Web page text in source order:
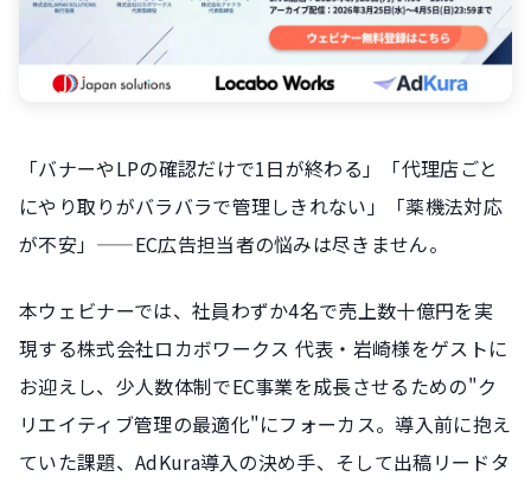
「バナーやLPの確認だけで1日が終わる」「代理店ごと
にやり取りがバラバラで管理しきれない」「薬機法対応
が不安」——EC広告担当者の悩みは尽きません。
本ウェビナーでは、社員わずか4名で売上数十億円を実
現する株式会社ロカボワークス 代表・岩崎様をゲストに
お迎えし、少人数体制でEC事業を成長させるための"ク
リエイティブ管理の最適化"にフォーカス。導入前に抱え
ていた課題、AdKura導入の決め手、そして出稿リードタ